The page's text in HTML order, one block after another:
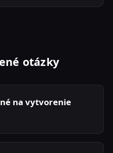
otázky
na vytvorenie